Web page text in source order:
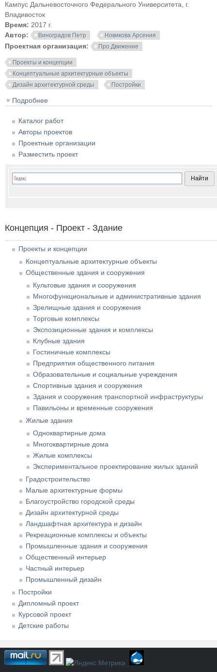
Кампус Дальневосточного Федерального Университета, г.
Владивосток
Время: 2017 г.
Автор:
Виноградов Петр Новикова Арсения
Проектная организация: Про.Движение
Проекты и концепции
Концептуальные архитектурные объекты
Дизайн архитектурной среды
Постройки
Подробнее
Каталог работ
Авторы проектов
Проектные организации
Разместить проект
Концепция - Проект - Здание
Проекты и концепции
Концептуальные архитектурные объекты
Общественные здания и сооружения
Культовые здания и сооружения
Многофункциональные и административные здания
Зрелищные здания и сооружения
Торговые комплексы
Экспозиционные здания и комплексы
Клубные здания
Гостиничные комплексы
Предприятия общественного питания
Образовательные и социальные учреждения
Спортивные здания и сооружения
Здания и сооружения транспортной инфраструктуры
Павильоны и временные сооружения
Жилые здания
Одноквартирные дома
Многоквартирные дома
Жилые комплексы
Экспериментальное проектирование жилых зданий
Градостроительство
Малые архитектурные формы
Благоустройство городской среды
Дизайн архитектурной среды
Ландшафтная архитектура и дизайн
Рекреационные комплексы и объекты
Промышленные здания и сооружения
Общественный интерьер
Частный интерьер
Промышленный дизайн
Постройки
Дипломный проект
Курсовой проект
Детские работы